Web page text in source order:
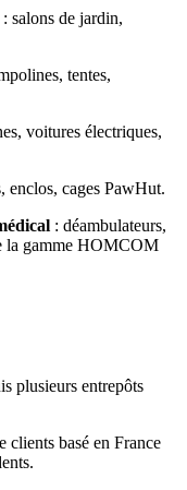
: salons de jardin,
tentes,
voitures électriques,
enclos, cages PawHut.
: déambulateurs,
la gamme HOMCOM
plusieurs entrepôts
clients basé en France